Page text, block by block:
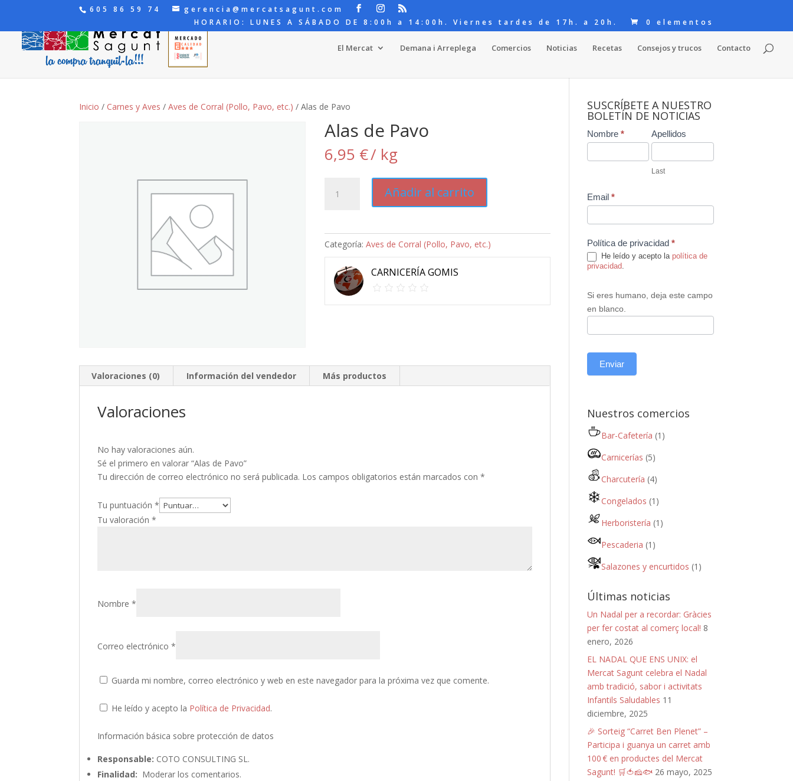
605 86 59 74
gerencia@mercatsagunt.com
HORARIO: LUNES A SÁBADO DE 8:00h a 14:00h. Viernes tardes de 17h. a 20h.
0 elementos
El Mercat Demana i Arreplega Comercios Noticias Recetas Consejos y trucos Contacto
Inicio / Carnes y Aves /Aves de Corral (Pollo, Pavo, etc.) / Alas de Pavo
Alas de Pavo
6,95 €/ kg
Añadir al carrito
Categoría: Aves de Corral (Pollo, Pavo, etc.)
CARNICERÍA GOMIS
Valoraciones (0) Información del vendedor Más productos
Valoraciones
No hay valoraciones aún.
Sé el primero en valorar “Alas de Pavo”
Tu dirección de correo electrónico no será publicada. Los campos obligatorios están marcados con*
Tu puntuación*
Tu valoración*
Nombre*
Correo electrónico*
Guarda mi nombre, correo electrónico y web en este navegador para la próxima vez que comente.
He leído y acepto la Política de Privacidad.
Información básica sobre protección de datos
Responsable: COTO CONSULTING SL.
Finalidad: Moderar los comentarios.
SUSCRÍBETE A NUESTRO
BOLETÍN DE NOTICIAS
Contact
Us
Nombre * Apellidos
Last
Email *
Política de privacidad *
He leído y acepto la política de
privacidad.
Si eres humano, deja este campo
en blanco.
Enviar
Nuestros comercios
Bar-Cafetería (1)
Carnicerías (5)
Charcutería (4)
Congelados (1)
Herboristería (1)
Pescaderia (1)
Salazones y encurtidos (1)
Últimas noticias
Un Nadal per a recordar: Gràcies
per fer costat al comerç local! 8
enero, 2026
EL NADAL QUE ENS UNIX: el
Mercat Sagunt celebra el Nadal
amb tradició, sabor i activitats
Infantils Saludables 11
diciembre, 2025
🎉 Sorteig “Carret Ben Plenet” –
Participa i guanya un carret amb
100 € en productes del Mercat
Sagunt! 🛒🍅🧀🐟 26 mayo, 2025